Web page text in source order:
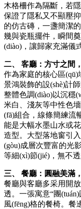
木格柵作為隔斷，若
保證了隱私又不顯壓
的仿古磚，一盞簡潔
幾與瓷瓶擺件，瞬間
(diào)，讓歸家充滿儀
二、 客廳：方寸之間
作為家庭的核心區(qū)
景鴻裝飾的設(shè)計
整體色調(diào)以沉穩
米白、淺灰等中性色
(fā)組合，線條簡練流
能是大幅水墨山水或
造型。大型落地窗引
(gòu)成層次豐富的光
等細(xì)節(jié)，無不
三、 餐廳：圓融美滿
餐廳與客廳多采用開
透。一張寓意“團
風(fēng)格的餐椅。餐